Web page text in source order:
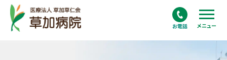
メニュー